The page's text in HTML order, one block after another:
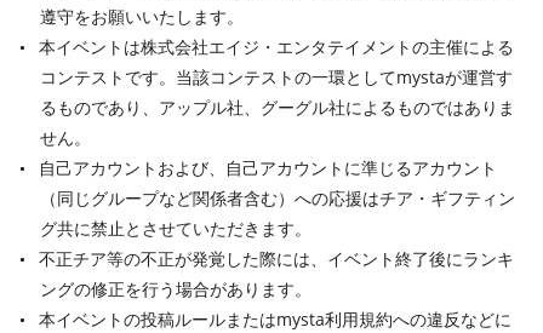
遵守をお願いいたします。
本イベントは株式会社エイジ・エンタテイメントの主催による
コンテストです。当該コンテストの一環としてmystaが運営す
るものであり、アップル社、グーグル社によるものではありま
せん。
自己アカウントおよび、自己アカウントに準じるアカウント
（同じグループなど関係者含む）への応援はチア・ギフティン
グ共に禁止とさせていただきます。
不正チア等の不正が発覚した際には、イベント終了後にランキ
ングの修正を行う場合があります。
本イベントの投稿ルールまたはmysta利用規約への違反などに